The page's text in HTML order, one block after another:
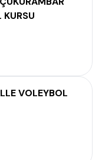
KURSU
VOLEYBOL